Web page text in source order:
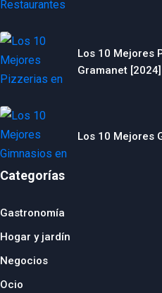
Los 10 Mejores
Gramanet [2024]
Los 10 Mejores
Categorías
Gastronomía
Hogar y jardín
Negocios
Ocio